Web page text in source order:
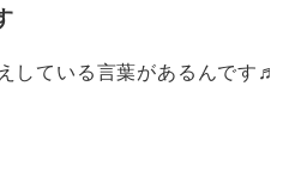
している言葉があるんです♬